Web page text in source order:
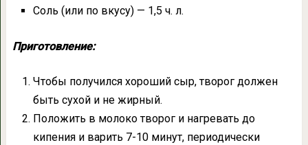
Соль (или по вкусу) — 1,5 ч. л.
Приготовление:
Чтобы получился хороший сыр, творог должен
быть сухой и не жирный.
Положить в молоко творог и нагревать до
кипения и варить 7-10 минут, периодически